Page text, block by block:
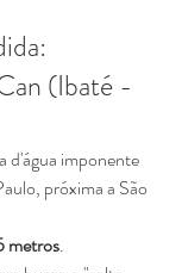
(Ibaté -
d'água imponente
próxima a São
metros.